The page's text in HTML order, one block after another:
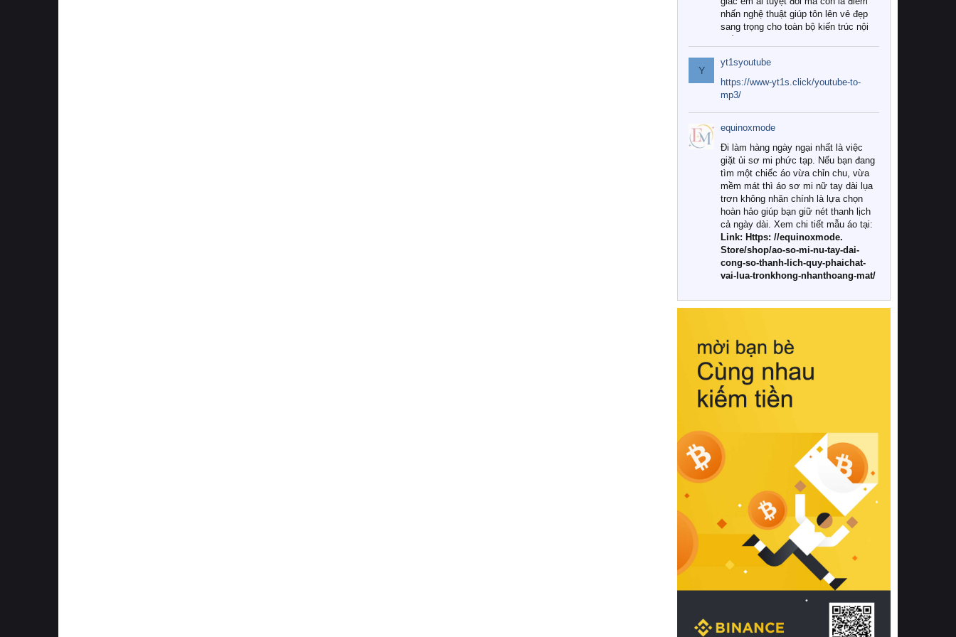
nhấn nghệ thuật giúp tôn lên vẻ đẹp
sang trọng cho toàn bộ kiến trúc nội
Tuy nhiên, giữa thị trường đa dạng
với vô vàn thương hiệu và mẫu mã
như hiện nay, làm thế nào để chọn
được những bộ chăn ga gối đệm cao
cấp thực sự chất lượng, phù hợp với
khí hậu và nhu cầu sử dụng của gia
đình? Hãy cùng chúng tôi đi tìm lời
giải đáp chi tiết qua bài viết dưới đây.
1. Tại sao các gia đình hiện đại lại ưa
chuộng chăn ga gối đệm cao cấp?
Khác với các dòng sản phẩm thông
thường, những bộ chăn ga gối đệm
cao cấp trải qua quy trình sản xuất
nghiêm ngặt từ khâu chọn lọc nguyên
liệu tự nhiên đến công nghệ dệt
nhuộm hiện đại không chứa hóa chất
này, bạn sẽ cảm nhận rõ rệt sự khác
hồi chuẩn xác của phần đệm nâng đỡ
cột sống.
Bên cạnh đó, việc lựa chọn các dòng
sản phẩm đạt chuẩn chất lượng quốc
tế còn giúp ngăn ngừa tình trạng kích
khuẩn và nấm mốc trong điều kiện
thời tiết nóng ẩm. Bạn có thể tìm hiểu
thêm các nghiên cứu khoa học về tác
động của giấc ngủ và môi trường
phòng ngủ đối với sức khỏe con
người tại Sleep Foundation (External
Link) để có cái nhìn toàn diện hơn.
2. Các tiêu chí vàng khi lựa chọn
chăn ga gối đệm cao cấp cho phòng
ngủ
Để sở hữu một bộ chăn ga gối đệm
cao cấp hoàn hảo cả về thẩm mỹ lẫn
công năng, người tiêu dùng cần cân
nhắc kỹ lưỡng các tiêu chí quan trọng
Y
yt1syoutube
https://www-yt1s.click/youtube-to-
mp3/
equinoxmode
Đi làm hàng ngày ngại nhất là việc
giặt ủi sơ mi phức tạp. Nếu bạn đang
tìm một chiếc áo vừa chỉn chu, vừa
mềm mát thì áo sơ mi nữ tay dài lụa
trơn không nhăn chính là lựa chọn
hoàn hảo giúp bạn giữ nét thanh lịch
cả ngày dài. Xem chi tiết mẫu áo tại:
Link: Https: //equinoxmode.
Store/shop/ao-so-mi-nu-tay-dai-
cong-so-thanh-lich-quy-phaichat-
vai-lua-tronkhong-nhanthoang-mat/